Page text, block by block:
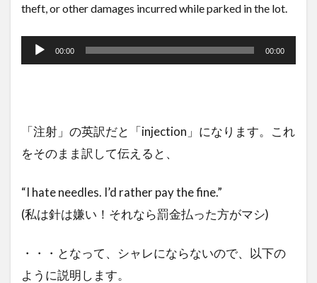
ー
ヤ
theft, or other damages incurred while parked in the lot.
ー
00:00 00:00
「注射」の英訳だと「injection」になります。これ
をそのまま訳して伝えると、
“I hate needles. I’d rather pay the fine.”
(私は針は嫌い！それなら罰金払った方がマシ)
・・・となって、シャレにならないので、以下の
ように説明します。